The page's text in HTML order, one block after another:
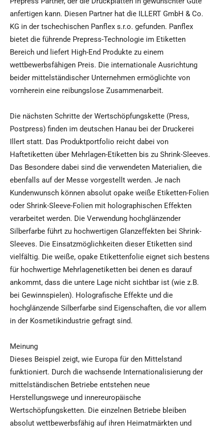
anfertigen kann. Diesen Partner hat die ILLERT GmbH & Co.
KG in der tschechischen Panflex s.r.o. gefunden. Panflex
bietet die führende Prepress-Technologie im Etiketten
Bereich und liefert High-End Produkte zu einem
wettbewerbsfähigen Preis. Die internationale Ausrichtung
beider mittelständischer Unternehmen ermöglichte von
vornherein eine reibungslose Zusammenarbeit.
Die nächsten Schritte der Wertschöpfungskette (Press,
Postpress) finden im deutschen Hanau bei der Druckerei
Illert statt. Das Produktportfolio reicht dabei von
Haftetiketten über Mehrlagen-Etiketten bis zu Shrink-Sleeves.
Das Besondere dabei sind die verwendeten Materialien, die
ebenfalls auf der Messe vorgestellt werden. Je nach
Kundenwunsch können absolut opake weiße Etiketten-Folien
oder Shrink-Sleeve-Folien mit holographischen Effekten
verarbeitet werden. Die Verwendung hochglänzender
Silberfarbe führt zu hochwertigen Glanzeffekten bei Shrink-
Sleeves. Die Einsatzmöglichkeiten dieser Etiketten sind
vielfältig. Die weiße, opake Etikettenfolie eignet sich bestens
für hochwertige Mehrlagenetiketten bei denen es darauf
ankommt, dass die untere Lage nicht sichtbar ist (wie z.B.
bei Gewinnspielen). Holografische Effekte und die
hochglänzende Silberfarbe sind Eigenschaften, die vor allem
in der Kosmetikindustrie gefragt sind.
Meinung
Dieses Beispiel zeigt, wie Europa für den Mittelstand
funktioniert. Durch die wachsende Internationalisierung der
mittelständischen Betriebe entstehen neue
Herstellungswege und innereuropäische
Wertschöpfungsketten. Die einzelnen Betriebe bleiben
absolut wettbewerbsfähig auf ihren Heimatmärkten und